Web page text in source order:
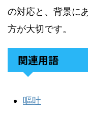
の対応と、背景に
方が大切です。
関連用語
嘔吐